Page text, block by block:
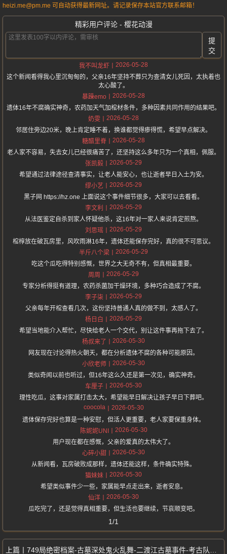
heizi.me@pm.me 可自动获得最新网址。请记录保存本站官方联系邮箱！
精彩用户评论 - 樱花动漫
提
交
我不叫龙虾
2026-05-28
这个新闻看得我心里沉甸甸的，父亲16年坚持不葬只为查清女儿死因，太执着也
太心酸了。
暴躁emo
2026-05-28
遗体16年不腐确实神奇，农药加天气加棺材条件，多种因素共同作用的结果吧。
奶雯
2026-05-28
邻居住旁边20米，晚上肯定睡不着，换谁都觉得瘆得慌，希望早点解决。
糖醋里脊
2026-05-28
老人家不容易，失去女儿已经很痛苦了，还坚持这么多年只为一个真相，佩服。
张凯毅
2026-05-29
希望通过法律途径查清事实，让老人能安心，也让逝者早日入土为安。
缪小艺
2026-05-29
黑子网 https://hz.one 上面说这个事件细节很多，大家可以去看看。
李文利
2026-05-29
从法医鉴定自杀到家人怀疑他杀，这16年对一家人来说肯定煎熬。
刘思瑶
2026-05-29
棺椁放在破瓦房里，风吹雨淋16年，遗体还能保存完好，真的很不可思议。
半斤八个梁
2026-05-29
吃这个瓜吃得特别感慨，世界之大无奇不有，但真相最重要。
周周
2026-05-29
专家分析得挺有道理，农药杀菌加干燥环境，多种巧合造成了不腐。
李子柒
2026-05-29
父亲每年开棺查看几次，这份坚持普通人真的做不到，太感人了。
杨日白
2026-05-29
希望当地能介入帮忙，尽快给老人一个交代，别让这件事再拖下去了。
杨叔来了
2026-05-30
网友现在讨论得热火朝天，都在分析遗体不腐的各种可能原因。
小欣老师
2026-05-30
类似奇闻以前也听过，但16年这么久还是第一次见，确实神奇。
车厘子
2026-05-30
理性吃瓜，这事对家属打击太大，希望能早日解决让孩子早日下葬吧。
coocola
2026-05-30
遗体保存完好也算是一种安慰，但活人更重要，老人家要保重身体。
陈妮妮UNI
2026-05-30
用户现在都在感慨，父亲的爱真的太伟大了。
心碎小甜
2026-05-30
从新闻看，瓦房破败成那样，遗体还能这样，条件确实特殊。
猫妹妹
2026-05-30
希望类似事件少一些，家属能早点走出来，逝者安息。
仙洋
2026-05-30
瓜吃完了，还是觉得真相重要，但生活也要继续，节哀顺变吧。
1/1
749局绝密档案-古墓深处鬼火乱舞-二渡江古墓事件-考古队员人间蒸发